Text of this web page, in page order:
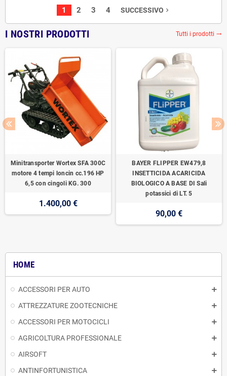
HOME
ACCESSORI PER AUTO
ATTREZZATURE ZOOTECNICHE
ACCESSORI PER MOTOCICLI
AGRICOLTURA PROFESSIONALE
AIRSOFT
ANTINFORTUNISTICA
1 2 3 4 SUCCESSIVO navigate_next
I NOSTRI PRODOTTI Tutti i prodotti trending_flat
Minitransporter Wortex SFA 300C
motore 4 tempi loncin cc.196 HP
6,5 con cingoli KG. 300
1.400,00 €
BAYER FLIPPER EW479,8
INSETTICIDA ACARICIDA
BIOLOGICO A BASE DI Sali
potassici di LT. 5
90,00 €